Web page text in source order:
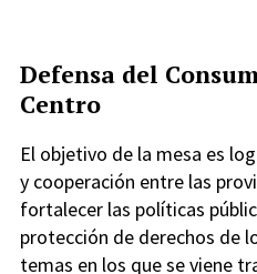
Defensa del
Centro
El objetivo de la mesa es
y cooperación entre las
fortalecer las políticas
protección de derechos de
temas en los que se viene